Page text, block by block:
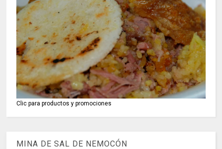
Clic para productos y promociones
MINA DE SAL DE NEMOCÓN